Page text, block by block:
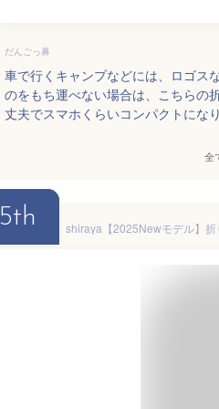
だんごっ鼻
車で行くキャンプなどには、ロゴス
のをもち運べない場合は、こちらの
丈夫でスマホくらいコンパクトにな
全
5th